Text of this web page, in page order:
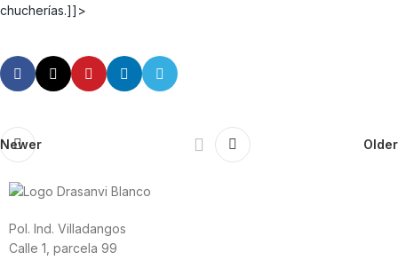
chucherías.]]>
Newer Older
Pol. Ind. Villadangos
Calle 1, parcela 99